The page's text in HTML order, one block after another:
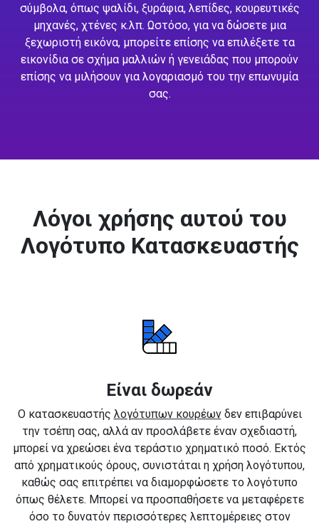
σύμβολα, όπως ψαλίδι, ξυράφια, λεπίδες, κουρευτικές
μηχανές, χτένες κ.λπ. Ωστόσο, για να δώσετε μια
ξεχωριστή εικόνα, μπορείτε επίσης να επιλέξετε τα
εικονίδια σε σχήμα μαλλιών ή γενειάδας που μπορούν
επίσης να μιλήσουν για λογαριασμό του την επωνυμία
σας.
Λόγοι χρήσης αυτού του
Λογότυπο Κατασκευαστής
Είναι δωρεάν
Ο κατασκευαστής λογότυπων κουρέωνδεν επιβαρύνει
την τσέπη σας, αλλά αν προσλάβετε έναν σχεδιαστή,
μπορεί να χρεώσει ένα τεράστιο χρηματικό ποσό. Εκτός
από χρηματικούς όρους, συνιστάται η χρήση λογότυπου,
καθώς σας επιτρέπει να διαμορφώσετε το λογότυπο
όπως θέλετε. Μπορεί να προσπαθήσετε να μεταφέρετε
όσο το δυνατόν περισσότερες λεπτομέρειες στον